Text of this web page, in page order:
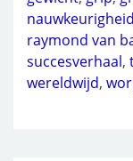
nauwkeurigheid
raymond van
succesverhaal,
wereldwijd,